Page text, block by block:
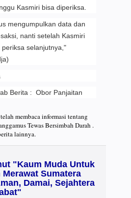
Kasmiri bisa diperiksa.
mengumpulkan data dan
nanti setelah Kasmiri
selanjutnya,"
Berita : Obor Panjaitan
membaca informasi tentang
Tewas Bersimbah Darah .
lainnya.
"Kaum Muda Untuk
Merawat Sumatera
Damai, Sejahtera